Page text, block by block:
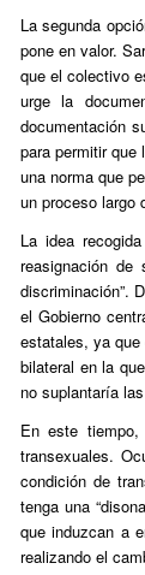
La segunda
pone en valor.
que el colectivo
urge la
documentación
para permitir que
una norma que
un proceso largo
La idea
reasignación
discriminación”.
el Gobierno
estatales, ya
bilateral en la
no suplantaría
En este
transexuales.
condición de
tenga una
que induzcan a
realizando el